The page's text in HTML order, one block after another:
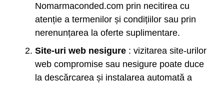
Nomarmaconded.com prin necitirea cu
atenție a termenilor și condițiilor sau prin
nerenunțarea la oferte suplimentare.
Site-uri web nesigure : vizitarea site-urilor
web compromise sau nesigure poate duce
la descărcarea și instalarea automată a